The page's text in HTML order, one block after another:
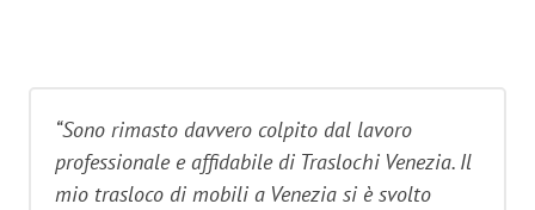
“Sono rimasto davvero colpito dal lavoro
professionale e affidabile di Traslochi Venezia. Il
mio trasloco di mobili a Venezia si è svolto